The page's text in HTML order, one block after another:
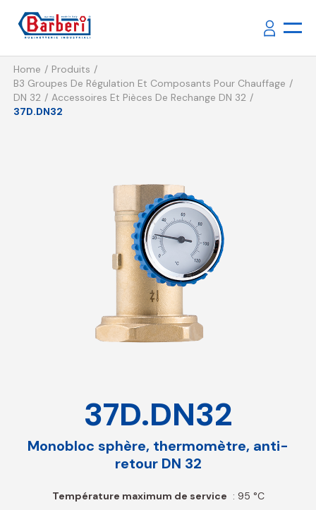
Home
Produits
B3 Groupes De Régulation Et Composants Pour Chauffage
DN 32
Accessoires Et Pièces De Rechange DN 32
37D.DN32
37D.DN32
Monobloc sphère, thermomètre, anti-
retour DN 32
Température maximum de service : 95 °C